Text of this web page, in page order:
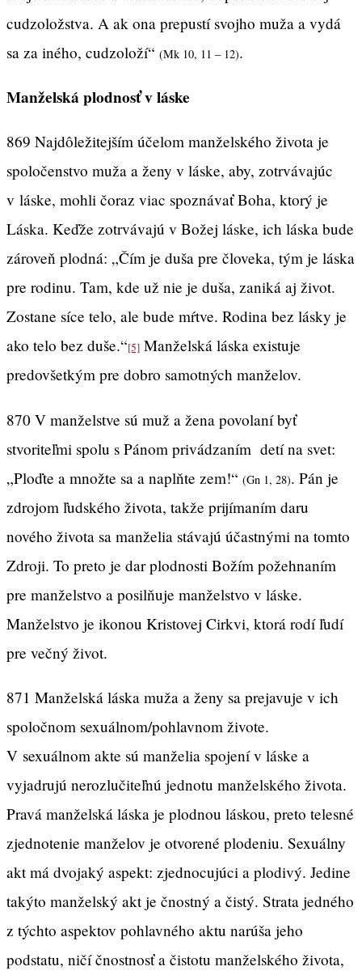
cudzoložstva. A ak ona prepustí svojho muža a vydá
sa za iného, cudzoloží“ (Mk 10, 11 – 12).
Manželská plodnosť v láske
869 Najdôležitejším účelom manželského života je
spoločenstvo muža a ženy v láske, aby, zotrvávajúc
v láske, mohli čoraz viac spoznávať Boha, ktorý je
Láska. Keďže zotrvávajú v Božej láske, ich láska bude
zároveň plodná: „Čím je duša pre človeka, tým je láska
pre rodinu. Tam, kde už nie je duša, zaniká aj život.
Zostane síce telo, ale bude mŕtve. Rodina bez lásky je
ako telo bez duše.“[5] Manželská láska existuje
predovšetkým pre dobro samotných manželov.
870 V manželstve sú muž a žena povolaní byť
stvoriteľmi spolu s Pánom privádzaním detí na svet:
„Ploďte a množte sa a naplňte zem!“ (Gn 1, 28). Pán je
zdrojom ľudského života, takže prijímaním daru
nového života sa manželia stávajú účastnými na tomto
Zdroji. To preto je dar plodnosti Božím požehnaním
pre manželstvo a posilňuje manželstvo v láske.
Manželstvo je ikonou Kristovej Cirkvi, ktorá rodí ľudí
pre večný život.
871 Manželská láska muža a ženy sa prejavuje v ich
spoločnom sexuálnom/pohlavnom živote.
V sexuálnom akte sú manželia spojení v láske a
vyjadrujú nerozlučiteľnú jednotu manželského života.
Pravá manželská láska je plodnou láskou, preto telesné
zjednotenie manželov je otvorené plodeniu. Sexuálny
akt má dvojaký aspekt: zjednocujúci a plodivý. Jedine
takýto manželský akt je čnostný a čistý. Strata jedného
z týchto aspektov pohlavného aktu narúša jeho
podstatu, ničí čnostnosť a čistotu manželského života,